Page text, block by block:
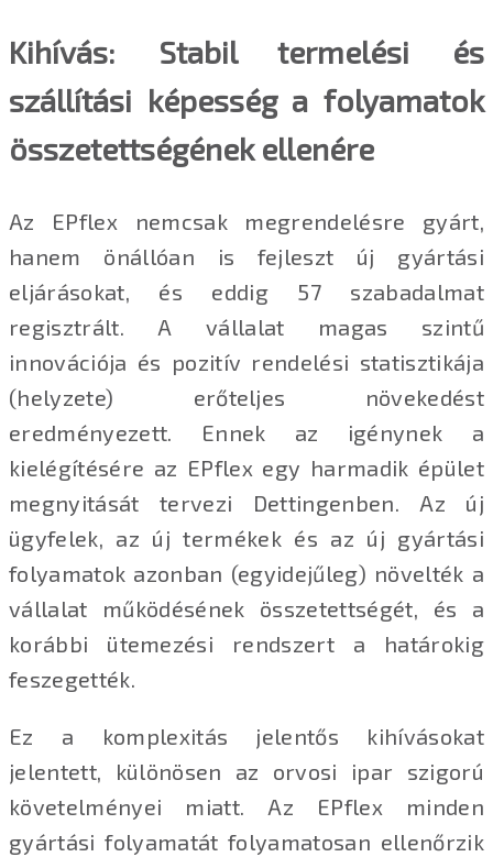
Kihívás: Stabil termelési és
szállítási képesség a folyamatok
összetettségének ellenére
Az EPflex nemcsak megrendelésre gyárt,
hanem önállóan is fejleszt új gyártási
eljárásokat, és eddig 57 szabadalmat
regisztrált. A vállalat magas szintű
innovációja és pozitív rendelési statisztikája
(helyzete) erőteljes növekedést
eredményezett. Ennek az igénynek a
kielégítésére az EPflex egy harmadik épület
megnyitását tervezi Dettingenben. Az új
ügyfelek, az új termékek és az új gyártási
folyamatok azonban (egyidejűleg) növelték a
vállalat működésének összetettségét, és a
korábbi ütemezési rendszert a határokig
feszegették.
Ez a komplexitás jelentős kihívásokat
jelentett, különösen az orvosi ipar szigorú
követelményei miatt. Az EPflex minden
gyártási folyamatát folyamatosan ellenőrzik